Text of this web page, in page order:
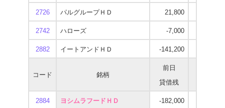
2726 パルグループＨＤ 21,800
2742 ハローズ -7,000
2882 イートアンドＨＤ -141,200
コード 銘柄
前日
貸借残
2884 ヨシムラフードＨＤ -182,000